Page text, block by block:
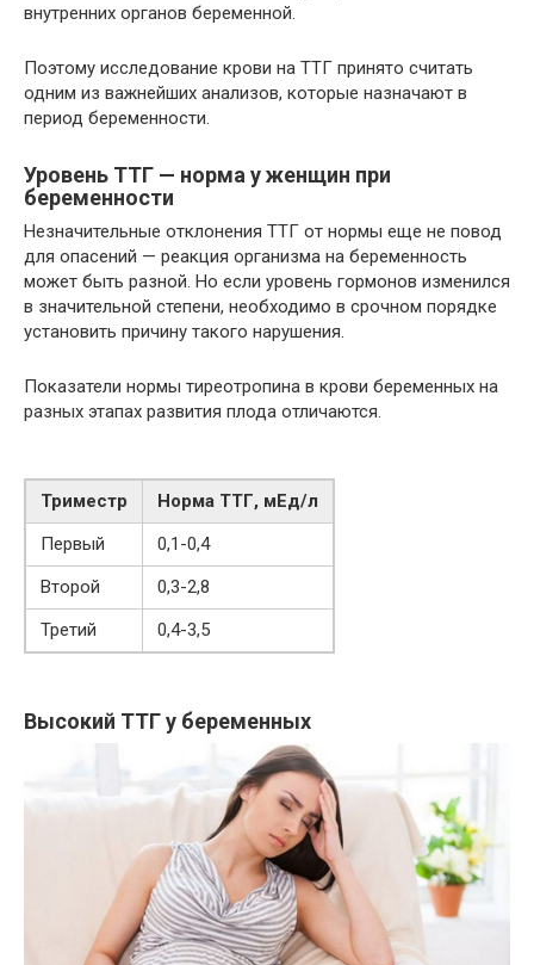
внутренних органов беременной.
Поэтому исследование крови на ТТГ принято считать
одним из важнейших анализов, которые назначают в
период беременности.
Уровень ТТГ — норма у женщин при
беременности
Незначительные отклонения ТТГ от нормы еще не повод
для опасений — реакция организма на беременность
может быть разной. Но если уровень гормонов изменился
в значительной степени, необходимо в срочном порядке
установить причину такого нарушения.
Показатели нормы тиреотропина в крови беременных на
разных этапах развития плода отличаются.
Триместр
Норма ТТГ, мЕд/л
Первый
0,1-0,4
Второй
0,3-2,8
Третий
0,4-3,5
Высокий ТТГ у беременных